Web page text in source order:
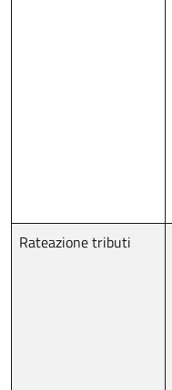
Rateazione tributi